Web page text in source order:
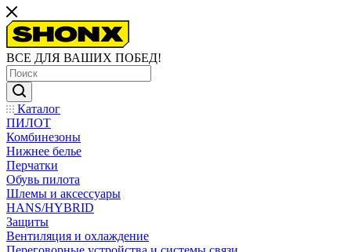
ВСЕ ДЛЯ ВАШИХ ПОБЕД!
Каталог
ПИЛОТ
Комбинезоны
Нижнее белье
Перчатки
Обувь пилота
Шлемы и аксессуары
HANS/HYBRID
Защиты
Вентиляция и охлаждение